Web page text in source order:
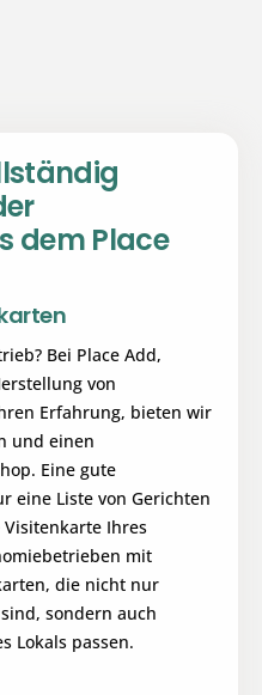
dem Place
Bei Place Add,
von
Erfahrung, bieten wir
und einen
Eine gute
eine Liste von Gerichten
Ihres
mit
die nicht nur
sondern auch
Lokals passen.